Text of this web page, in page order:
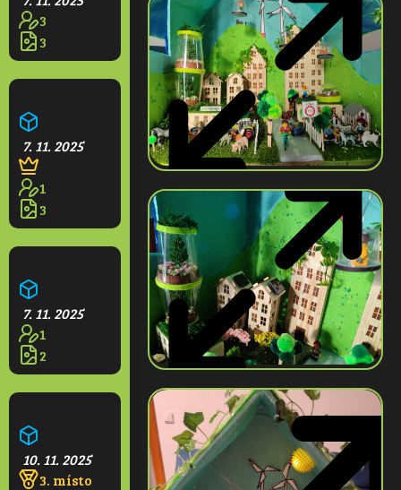
3
3
Restaurace na rampách
7. 11. 2025
1
3
7. 11. 2025
1
2
Magic zelené bistro
10. 11. 2025
3. místo